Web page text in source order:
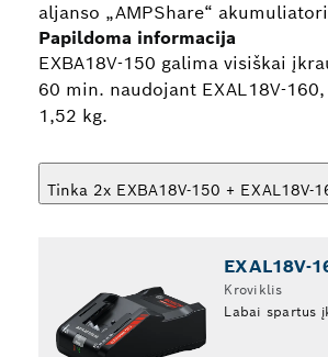
aljanso „AMPShare“
Papildoma informacija
EXBA18V-150 galima visiškai
60 min. naudojant EXAL18V-
1,52 kg.
Tinka 2x EXBA18V-150 + EXAL18V-
EXAL18V-
Kroviklis
Labai spartus